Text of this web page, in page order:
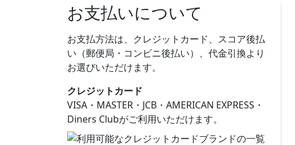
お支払いについて
お支払方法は、クレジットカード、スコア後払
い（郵便局・コンビニ後払い）、代金引換より
お選びいただけます。
クレジットカード
VISA・MASTER・JCB・AMERICAN EXPRESS・
Diners Clubがご利用いただけます。